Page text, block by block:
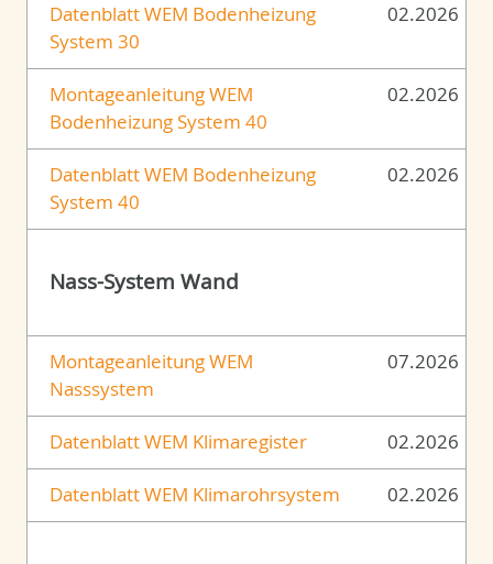
Datenblatt WEM Bodenheizung
System 30
02.2026
Montageanleitung WEM
Bodenheizung System 40
02.2026
Datenblatt WEM Bodenheizung
System 40
02.2026
Nass-System Wand
Montageanleitung WEM
Nasssystem
07.2026
Datenblatt WEM Klimaregister 02.2026
Datenblatt WEM Klimarohrsystem 02.2026